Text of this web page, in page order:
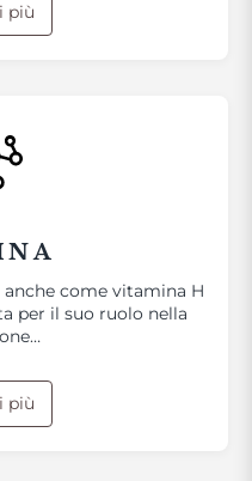
più
come vitamina H
per il suo ruolo nella
più